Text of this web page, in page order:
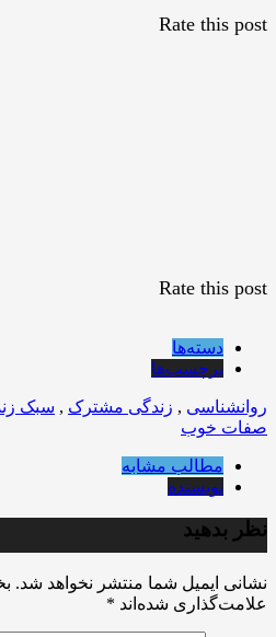
Rate this post
Rate this post
دسته‌ها
برچسب‌ها
روانشناسی , زندگی مشترک , سبک
صفات خوب
مطالب مشابه
نویسنده
نظر بدهید
نشانی ایمیل شما منتشر نخواهد شد.
علامت‌گذاری شده‌اند *